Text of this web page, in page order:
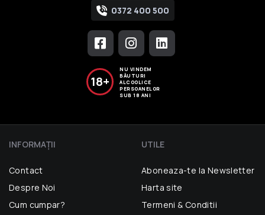
0372 400 500
18+
NU VINDEM
BĂUTURI
ALCOOLICE
PERSOANELOR
SUB 18 ANI
INFORMAŢII
Contact
Despre Noi
Cum cumpar?
UTILE
Aboneaza-te la Newsletter
Harta site
Termeni & Conditii